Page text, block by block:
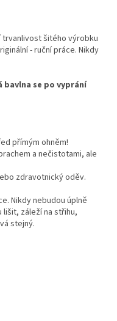
šitého výrobku
- ruční práce. Nikdy
se po vyprání
přímým ohněm!
a nečistotami, ale
zdravotnický oděv.
Nikdy nebudou úplně
záleží na střihu,
stejný.